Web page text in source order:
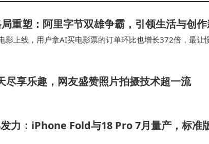
方向演进。对于消费者而言，这场由续航引发的技
待。
重塑：阿里字节双雄争霸，引领生活与创
影上线，用户拿AI买电影票的订单环比也增长372倍，最
除此之外，还有近400万名60岁以上的用户，也通过千问完
尽享乐趣，网友盛赞照片拍摄技术超一流
力：iPhone Fold与18 Pro 7月量产，标准